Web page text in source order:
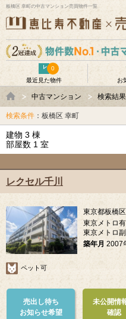
板橋区 幸町の中古マンション売買物件一覧
最近見た物件
0
お
中古マンション 検索結
検索条件 ：板橋区 幸町
建物 3 棟
部屋数 1 室
レクセル千川
東京都板橋
東京メトロ
東京メトロ
築年月 2007
ペット可
売出し待ち
お知らせ希望
未公開情
確認